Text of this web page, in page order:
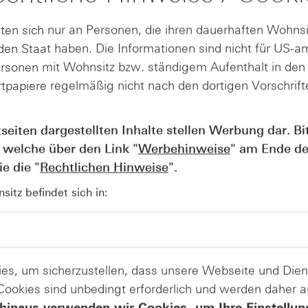
den
an
und höherer Preise einen überraschend
Gewinnmarge des Konzerns bei etwa 11,4 Prozent.
damit ihre Erholung fort. Seit Jahresbeginn stieg der
dieses Jahres unter dem Namen Aumovio an
verkauft. Continental wird in Zukunft wieder
Michelin seinen Ausblick aufgrund von
US-Strafzöllen.
Produkte auf
Continental
sich nur an Personen, die ihren dauerhaften
Staat haben. Die Informationen sind nicht für US-
mit Wohnsitz bzw. ständigem Aufenthalt in
regelmäßig nicht nach den dortigen
dargestellten Inhalte stellen Werbung dar.
über den Link "Werbehinweise" am Ende
die "Rechtlichen Hinweise".
befindet sich in:
um sicherzustellen, dass unsere Webseite und
sind unbedingt erforderlich und werden daher